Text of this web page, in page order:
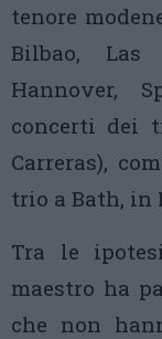
tenore
Bilbao, Las
Hannover,
concerti dei
Carreras),
trio a Bath,
Tra le
maestro ha
che non